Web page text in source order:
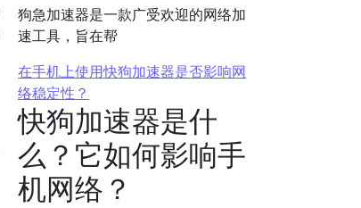
狗急加速器是一款广受欢迎的网络加
速工具，旨在帮
在手机上使用快狗加速器是否影响网
络稳定性？
快狗加速器是什
么？它如何影响手
机网络？